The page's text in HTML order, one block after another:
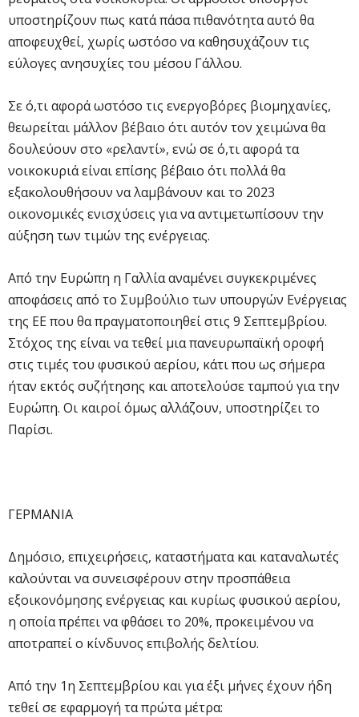
υποστηρίζουν πως κατά πάσα πιθανότητα αυτό θα
αποφευχθεί, χωρίς ωστόσο να καθησυχάζουν τις
εύλογες ανησυχίες του μέσου Γάλλου.
Σε ό,τι αφορά ωστόσο τις ενεργοβόρες βιομηχανίες,
θεωρείται μάλλον βέβαιο ότι αυτόν τον χειμώνα θα
δουλεύουν στο «ρελαντί», ενώ σε ό,τι αφορά τα
νοικοκυριά είναι επίσης βέβαιο ότι πολλά θα
εξακολουθήσουν να λαμβάνουν και το 2023
οικονομικές ενισχύσεις για να αντιμετωπίσουν την
αύξηση των τιμών της ενέργειας.
Από την Ευρώπη η Γαλλία αναμένει συγκεκριμένες
αποφάσεις από το Συμβούλιο των υπουργών Ενέργειας
της ΕΕ που θα πραγματοποιηθεί στις 9 Σεπτεμβρίου.
Στόχος της είναι να τεθεί μια πανευρωπαϊκή οροφή
στις τιμές του φυσικού αερίου, κάτι που ως σήμερα
ήταν εκτός συζήτησης και αποτελούσε ταμπού για την
Ευρώπη. Οι καιροί όμως αλλάζουν, υποστηρίζει το
Παρίσι.
ΓΕΡΜΑΝΙΑ
Δημόσιο, επιχειρήσεις, καταστήματα και καταναλωτές
καλούνται να συνεισφέρουν στην προσπάθεια
εξοικονόμησης ενέργειας και κυρίως φυσικού αερίου,
η οποία πρέπει να φθάσει το 20%, προκειμένου να
αποτραπεί ο κίνδυνος επιβολής δελτίου.
Από την 1η Σεπτεμβρίου και για έξι μήνες έχουν ήδη
τεθεί σε εφαρμογή τα πρώτα μέτρα: